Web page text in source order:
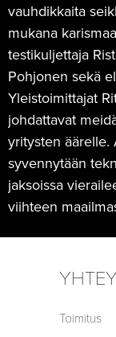
vauhdikkaita
mukana
testikuljettaja
Pohjonen sekä
Yleistoimittajat
johdattavat
yritysten äärelle.
syvennytään
jaksoissa
viihteen
Toimitus